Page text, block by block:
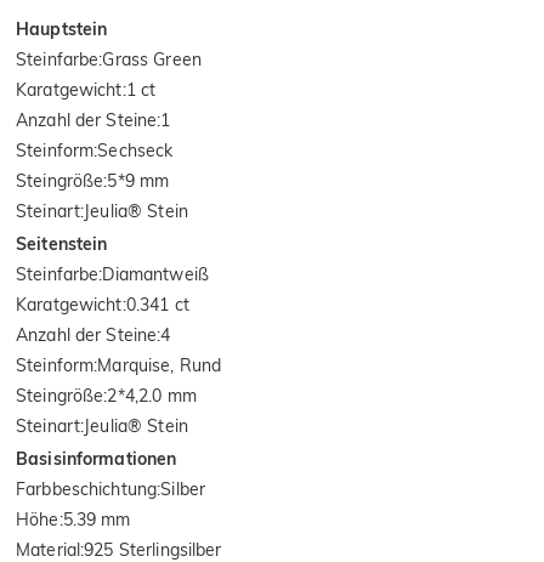
Hauptstein
Steinfarbe:Grass Green
Karatgewicht:1 ct
Anzahl der Steine:1
Steinform:Sechseck
Steingröße:5*9 mm
Steinart:Jeulia® Stein
Seitenstein
Steinfarbe:Diamantweiß
Karatgewicht:0.341 ct
Anzahl der Steine:4
Steinform:Marquise, Rund
Steingröße:2*4,2.0 mm
Steinart:Jeulia® Stein
Basisinformationen
Farbbeschichtung:Silber
Höhe:5.39 mm
Material:925 Sterlingsilber